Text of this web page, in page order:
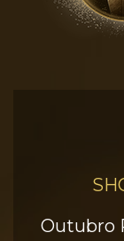
Outubro